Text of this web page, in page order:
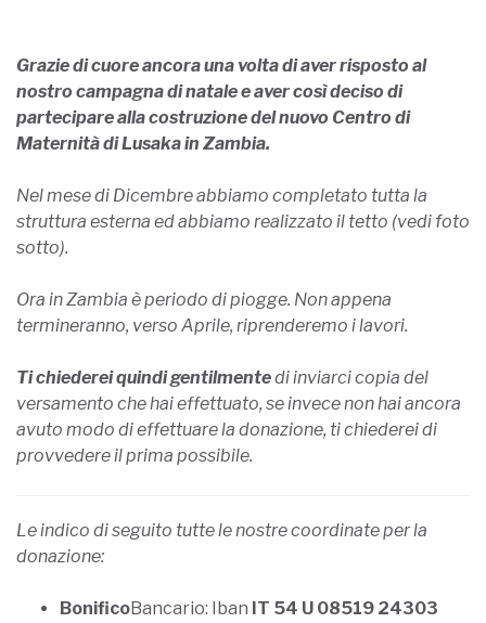
Grazie di cuore ancora una volta di aver risposto al
nostro campagna di natale e aver così deciso di
partecipare alla costruzione del nuovo Centro di
Maternità di Lusaka in Zambia.
Nel mese di Dicembre abbiamo completato tutta la
struttura esterna ed abbiamo realizzato il tetto (vedi foto
sotto).
Ora in Zambia è periodo di piogge. Non appena
termineranno, verso Aprile, riprenderemo i lavori.
Ti chiederei quindi gentilmentedi inviarci copia del
versamento che hai effettuato, se invece non hai ancora
avuto modo di effettuare la donazione, ti chiederei di
provvedere il prima possibile.
Le indico di seguito tutte le nostre coordinate per la
donazione:
BonificoBancario: Iban IT 54 U 08519 24303